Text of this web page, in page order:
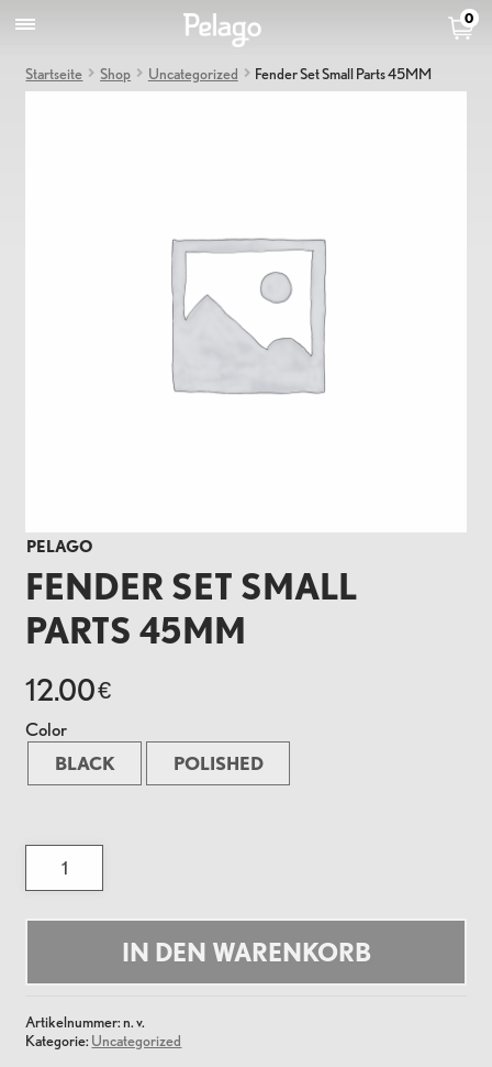
0
Startseite Shop Uncategorized Fender Set Small Parts 45MM
PELAGO
FENDER SET SMALL
PARTS 45MM
12.00€
Color
BLACK
POLISHED
Fender
Small
45MM
IN DEN WARENKORB
Artikelnummer:n. v.
Kategorie: Uncategorized